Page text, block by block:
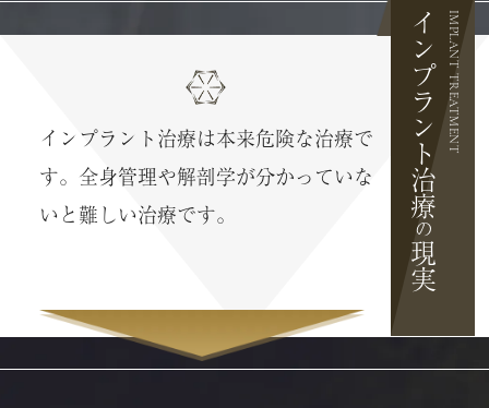
IMPLANT TREATMENT
インプラント治療
の
現実
インプラント治療は本来危険な治療で
す。 全身管理や解剖学が分かっていな
いと難しい治療です。